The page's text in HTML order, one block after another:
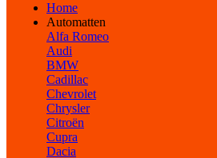
Home
Automatten
Alfa Romeo
Audi
BMW
Cadillac
Chevrolet
Chrysler
Citroën
Cupra
Dacia